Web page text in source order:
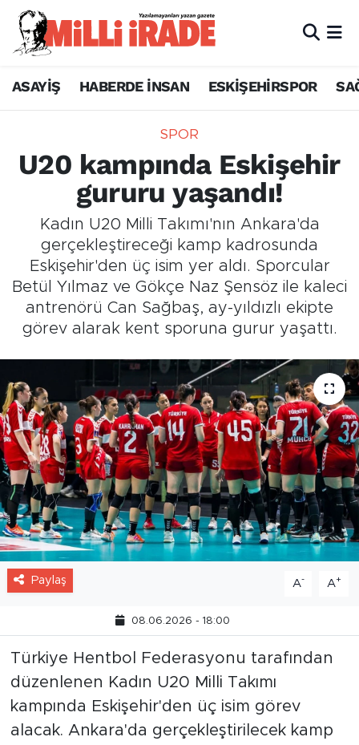
ASAYİŞ HABERDE İNSAN ESKİŞEHİRSPOR
SPOR
U20 kampında Eskişehir
gururu yaşandı!
Kadın U20 Milli Takımı'nın Ankara'da
gerçekleştireceği kamp kadrosunda
Eskişehir'den üç isim yer aldı. Sporcular
Betül Yılmaz ve Gökçe Naz Şensöz ile kaleci
antrenörü Can Sağbaş, ay-yıldızlı ekipte
görev alarak kent sporuna gurur yaşattı.
Paylaş A- A+
08.06.2026 - 18:00
Türkiye Hentbol Federasyonu tarafından
düzenlenen Kadın U20 Milli Takımı
kampında Eskişehir'den üç isim görev
alacak. Ankara'da gerçekleştirilecek kamp
TEKNOLOJİ
ASAYİŞ
ASTROLOJİ
BELEDİYE
ÇEVRE
DİN
DÜNYA
EĞİTİM
ESKİŞEHİR
ESKİŞEHİRSPOR
GASTRONOMİ
GENEL
HABERDE İNSAN
İstanbul Trafik Yoğunluk Haritası
Süper Lig Puan Durumu ve Fikstür
Tüm Manşetler
Son Dakika Haberleri
Haber Arşivi